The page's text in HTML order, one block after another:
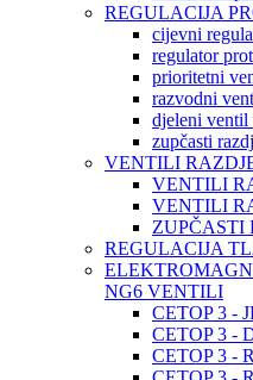
REGULACIJA
cijevni
regulator
prioritetni
razvodni
djeleni
zupčasti
VENTILI
VENTILI
VENTILI
ZUPČASTI
REGULACIJA
NG6 VENTILI
CETOP 3 -
CETOP 3 -
CETOP 3 -